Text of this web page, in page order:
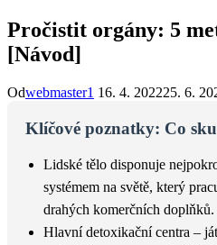
Pročistit orgány: 5
[Návod]
Odwebmaster1 16. 4. 202225. 6.
Klíčové poznatky: Co
Lidské tělo disponuje
systémem na světě, který
drahých komerčních doplňků.
Hlavní detoxikační centra –